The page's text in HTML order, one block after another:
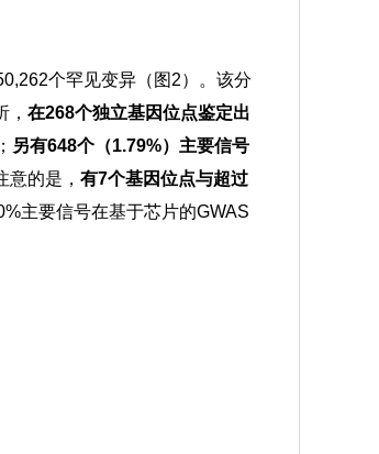
个罕见变异（图2）。该分
在268个独立基因位点鉴定出
另有648个（1.79%）主要信号
意的是， 有7个基因位点与超过
主要信号在基于芯片的GWAS